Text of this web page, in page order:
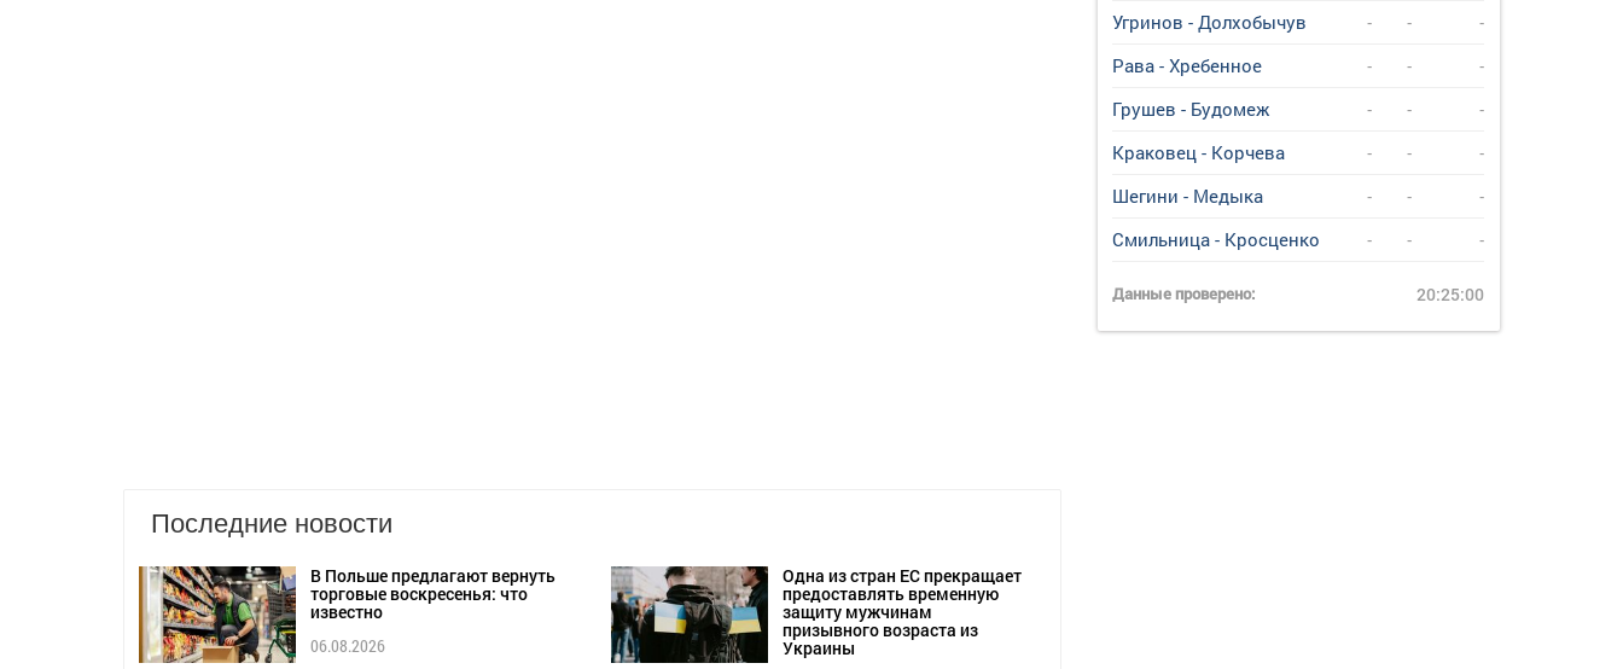
Последние новости
В Польше предлагают вернуть
торговые воскресенья: что
известно
06.08.2026
Одна из стран ЕС прекращает
предоставлять временную
защиту мужчинам
призывного возраста из
Украины
Угринов - Долхобычув
- -
-
Рава - Хребенное
- -
-
Грушев - Будомеж
- -
-
Краковец - Корчева
- -
-
Шегини - Медыка
- -
-
Смильница - Кросценко
- - -
Данные проверено: 20:25:00